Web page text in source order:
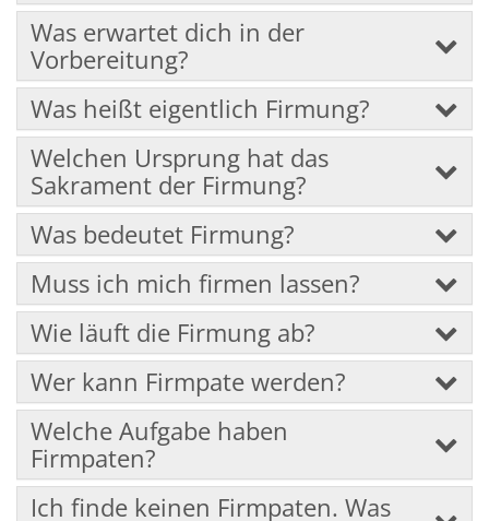
Was erwartet dich in der
Vorbereitung?
Was heißt eigentlich Firmung?
Welchen Ursprung hat das
Sakrament der Firmung?
Was bedeutet Firmung?
Muss ich mich firmen lassen?
Wie läuft die Firmung ab?
Wer kann Firmpate werden?
Welche Aufgabe haben
Firmpaten?
Ich finde keinen Firmpaten. Was